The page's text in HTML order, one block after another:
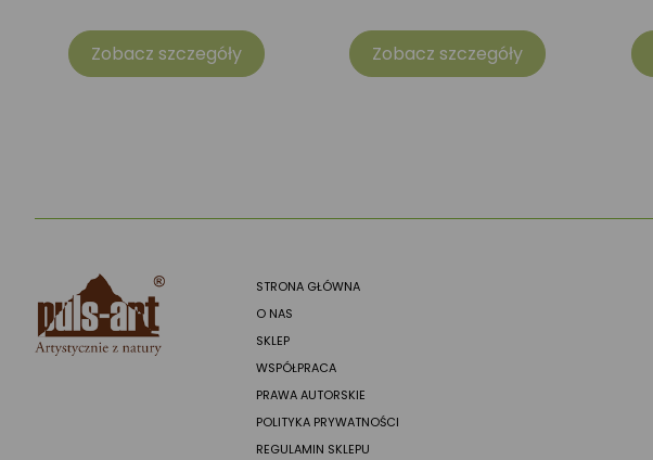
Zobacz szczegóły Zobacz szczegóły
STRONA GŁÓWNA
O NAS
SKLEP
WSPÓŁPRACA
PRAWA AUTORSKIE
POLITYKA PRYWATNOŚCI
REGULAMIN SKLEPU